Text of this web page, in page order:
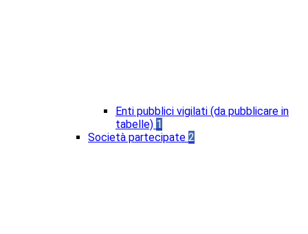
Enti pubblici vigilati (da pubblicare in
tabelle) 1
Società partecipate 2